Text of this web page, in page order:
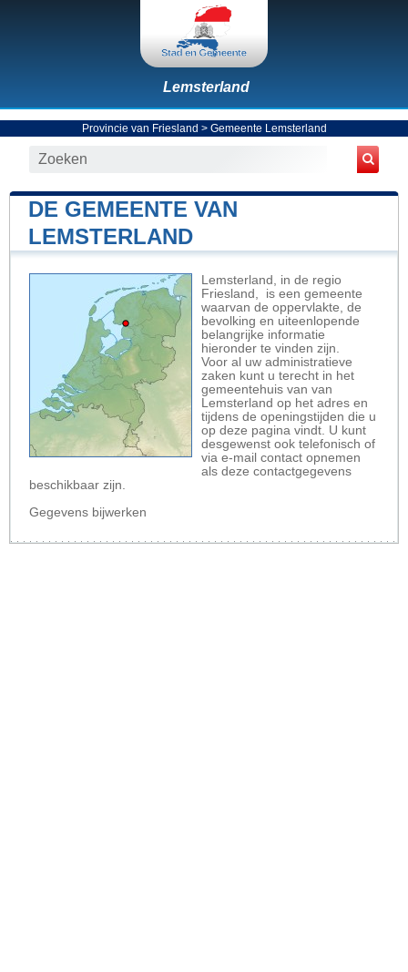
Lemsterland
Provincie van Friesland > Gemeente Lemsterland
DE GEMEENTE VAN
LEMSTERLAND
Lemsterland, in de regio
Friesland, is een gemeente
waarvan de oppervlakte, de
bevolking en uiteenlopende
belangrijke informatie
hieronder te vinden zijn.
Voor al uw administratieve
zaken kunt u terecht in het
gemeentehuis van van
Lemsterland op het adres en
tijdens de openingstijden die u
op deze pagina vindt. U kunt
desgewenst ook telefonisch of
via e-mail contact opnemen
als deze contactgegevens
beschikbaar zijn.
Gegevens bijwerken